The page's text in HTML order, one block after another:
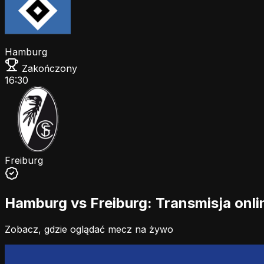
Hamburg
Zakończony
16:30
Freiburg
Hamburg vs Freiburg: Transmisja
Zobacz, gdzie oglądać mecz na żywo